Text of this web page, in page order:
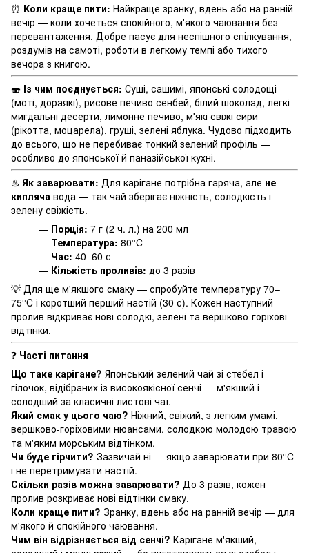
⏰ Коли краще пити: Найкраще зранку, вдень або на ранній
вечір — коли хочеться спокійного, м'якого чаювання без
перевантаження. Добре пасує для неспішного спілкування,
роздумів на самоті, роботи в легкому темпі або тихого
вечора з книгою.
🍣 Із чим поєднується: Суші, сашимі, японські солодощі
(моті, дораякі), рисове печиво сенбей, білий шоколад, легкі
мигдальні десерти, лимонне печиво, м'які свіжі сири
(рікотта, моцарела), груші, зелені яблука. Чудово підходить
до всього, що не перебиває тонкий зелений профіль —
особливо до японської й паназійської кухні.
♨️ Як заварювати: Для карігане потрібна гаряча, але не
кипляча вода — так чай зберігає ніжність, солодкість і
зелену свіжість.
— Порція: 7 г (2 ч. л.) на 200 мл
— Температура: 80°C
— Час: 40–60 с
— Кількість проливів: до 3 разів
💡 Для ще м'якшого смаку — спробуйте температуру 70–
75°C і коротший перший настій (30 с). Кожен наступний
пролив відкриває нові солодкі, зелені та вершково-горіхові
відтінки.
❓ Часті питання
Що таке карігане? Японський зелений чай зі стебел і
гілочок, відібраних із високоякісної сенчі — м'якший і
солодший за класичні листові чаї.
Який смак у цього чаю? Ніжний, свіжий, з легким умамі,
вершково-горіховими нюансами, солодкою молодою травою
та м'яким морським відтінком.
Чи буде гірчити? Зазвичай ні — якщо заварювати при 80°C
і не перетримувати настій.
Скільки разів можна заварювати? До 3 разів, кожен
пролив розкриває нові відтінки смаку.
Коли краще пити? Зранку, вдень або на ранній вечір — для
м'якого й спокійного чаювання.
Чим він відрізняється від сенчі? Карігане м'якший,